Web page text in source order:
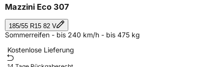
Mazzini Eco 307
185/55 R15 82 V
Sommerreifen - bis 240 km/h - bis 475 kg
Kostenlose Lieferung